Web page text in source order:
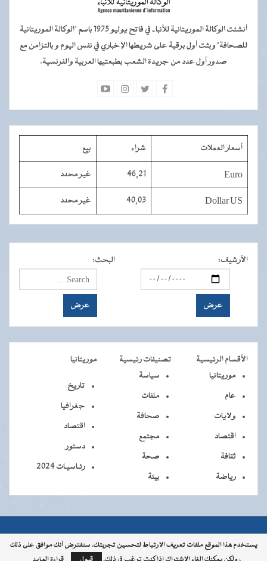
أنشئت الوكالة الموريتانية للأنباء في فاتح يوليو 1975 باسم "الوكالة الموريتانية
للصحافة" وبثت أول برقية على شريطها الإخباري في نفس اليوم و بالتزامن مع
صدور أول عدد من جريدة الشعب بطبعتيها العربية والفرنسية.
أسعار العملات شراء بيع
Euro
46,21 غير محدد
Dollar US
40,03 غير محدد
الأرشيف: البحث:
الأقسام الرئيسية تصنيفات رئيسية
موريتانيا
موريتانيا
عام
ولايات
اقتصاد
ثقافة
رياضة
سياسة
ملفات
صحافة
مجتمع
صحة
بيئة
تاريخ
جغرافيا
اقتصاد
دستور
رئـاسيـات 2024
جميــــع جميع الحقوق محفوظة © 2026 - الوكالة الموريتانية للأنباء
يستخدم هذا الموقع ملفات تعريف الارتباط لتحسين تجربتك. سنفترض أنك موافق على ذلك